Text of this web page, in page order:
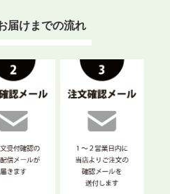
届けまでの流れ